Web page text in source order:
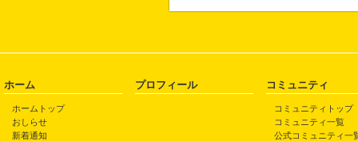
ホーム
ホームトップ
おしらせ
新着通知
プロフィール コミュニティ
コミュニティトップ
コミュニティ一覧
公式コミュニティ一